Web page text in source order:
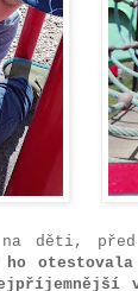
na děti,
ho